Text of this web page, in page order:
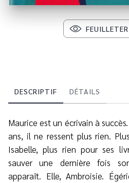
FEUILLETER
DESCRIPTIF DÉTAILS
Maurice est un écrivain à
ans, il ne ressent plus rien.
Isabelle, plus rien pour ses
sauver une dernière fois
apparaît. Elle, Ambroisie.